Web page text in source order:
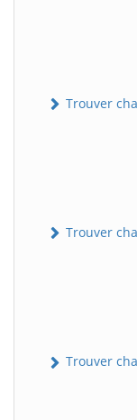
Trouver
Trouver
Trouver